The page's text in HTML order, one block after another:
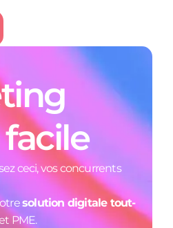
ceci, vos concurrents
solution digitale tout-
PME.